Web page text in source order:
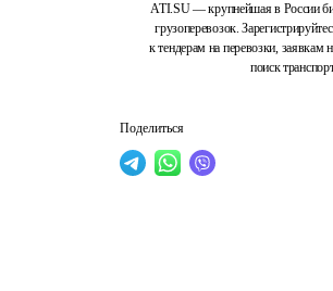
ATI.SU — крупнейшая в России
грузоперевозок.
к тендерам на перевозки, заявкам
поиск
Поделиться